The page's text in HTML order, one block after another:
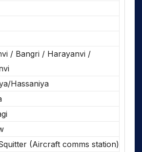
/ Bangri / Harayanvi /
Hassaniya
(Aircraft comms station)